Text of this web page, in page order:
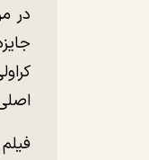
در